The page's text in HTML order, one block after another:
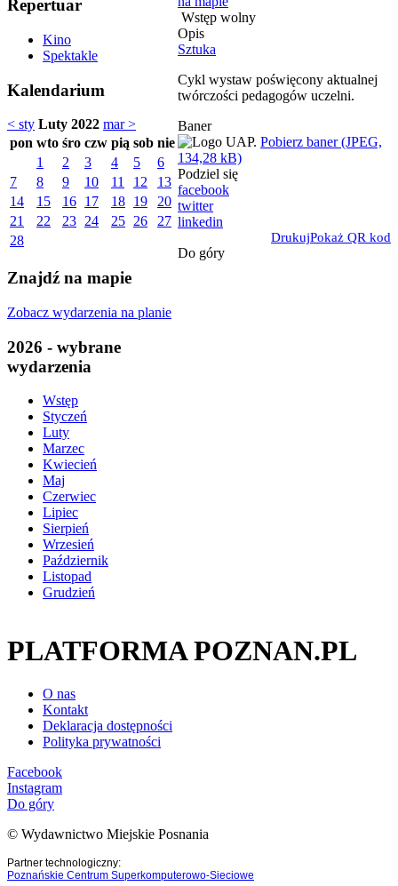
Repertuar
Kino
Spektakle
Kalendarium
< sty Luty 2022 mar >
pon wto śro czw pią sob nie
1
2 3 4 5
6
7
8 9 10 11 12
13
14
15 16 17 18 19
20
21
22 23 24 25 26
27
28
Znajdź na mapie
Zobacz wydarzenia na planie
2026 - wybrane
wydarzenia
Wstęp
Styczeń
Luty
Marzec
Kwiecień
Maj
Czerwiec
Lipiec
Sierpień
Wrzesień
Październik
Listopad
Grudzień
Wstęp wolny
Opis
Sztuka
Cykl wystaw poświęcony aktualnej
twórczości pedagogów uczelni.
Baner
Pobierz baner (JPEG,
134,28 kB)
Podziel się
facebook
twitter
linkedin
DrukujPokaż QR kod
Do góry
PLATFORMA POZNAN.PL
O nas
Kontakt
Deklaracja dostępności
Polityka prywatności
Facebook
Instagram
Do góry
© Wydawnictwo Miejskie Posnania
Partner technologiczny:
Poznańskie Centrum Superkomputerowo-Sieciowe